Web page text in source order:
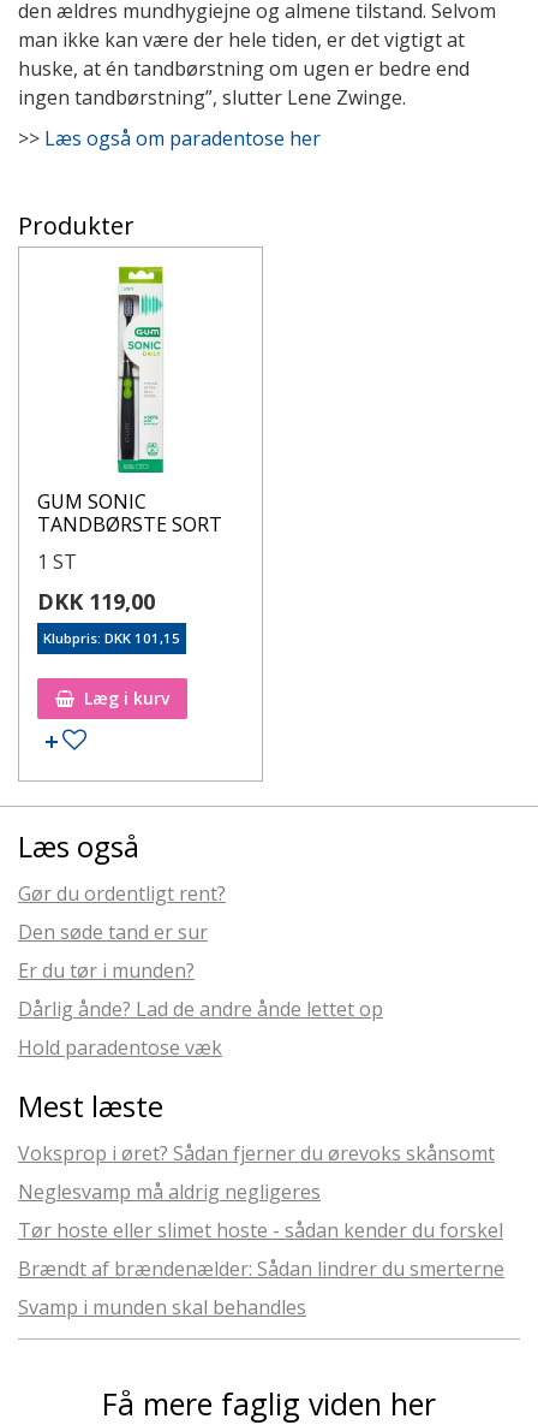
den ældres mundhygiejne og almene tilstand. Selvom
man ikke kan være der hele tiden, er det vigtigt at
huske, at én tandbørstning om ugen er bedre end
ingen tandbørstning”, slutter Lene Zwinge.
>> Læs også om paradentose her
Produkter
GUM SONIC
TANDBØRSTE SORT
1 ST
DKK 119,00
Klubpris: DKK 101,15
Læg i kurv
Læs også
Gør du ordentligt rent?
Den søde tand er sur
Er du tør i munden?
Dårlig ånde? Lad de andre ånde lettet op
Hold paradentose væk
Mest læste
Voksprop i øret? Sådan fjerner du ørevoks skånsomt
Neglesvamp må aldrig negligeres
Tør hoste eller slimet hoste - sådan kender du forskel
Brændt af brændenælder: Sådan lindrer du smerterne
Svamp i munden skal behandles
Få mere faglig viden her